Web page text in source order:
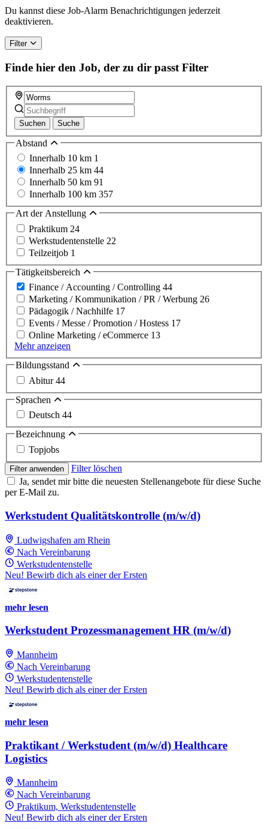
Du kannst diese Job-Alarm Benachrichtigungen jederzeit
deaktivieren.
Filter
Finde hier den Job, der zu dir passt Filter
Suchen Suche
Abstand
Innerhalb 10 km 1
Innerhalb 25 km 44
Innerhalb 50 km 91
Innerhalb 100 km 357
Art der Anstellung
Praktikum 24
Werkstudentenstelle 22
Teilzeitjob 1
Tätigkeitsbereich
Finance / Accounting / Controlling 44
Marketing / Kommunikation / PR / Werbung 26
Pädagogik / Nachhilfe 17
Events / Messe / Promotion / Hostess 17
Online Marketing / eCommerce 13
Mehr anzeigen
Bildungsstand
Abitur44
Sprachen
Deutsch 44
Bezeichnung
Topjobs
Filter anwenden
Filter löschen
Ja, sendet mir bitte die neuesten Stellenangebote für diese Suche
per E-Mail zu.
Werkstudent Qualitätskontrolle (m/w/d)
Ludwigshafen am Rhein
Nach Vereinbarung
Werkstudentenstelle
Neu! Bewirb dich als einer der Ersten
mehr lesen
Werkstudent Prozessmanagement HR (m/w/d)
Mannheim
Nach Vereinbarung
Werkstudentenstelle
Neu! Bewirb dich als einer der Ersten
mehr lesen
Praktikant / Werkstudent (m/w/d) Healthcare
Logistics
Mannheim
Nach Vereinbarung
Praktikum, Werkstudentenstelle
Neu! Bewirb dich als einer der Ersten